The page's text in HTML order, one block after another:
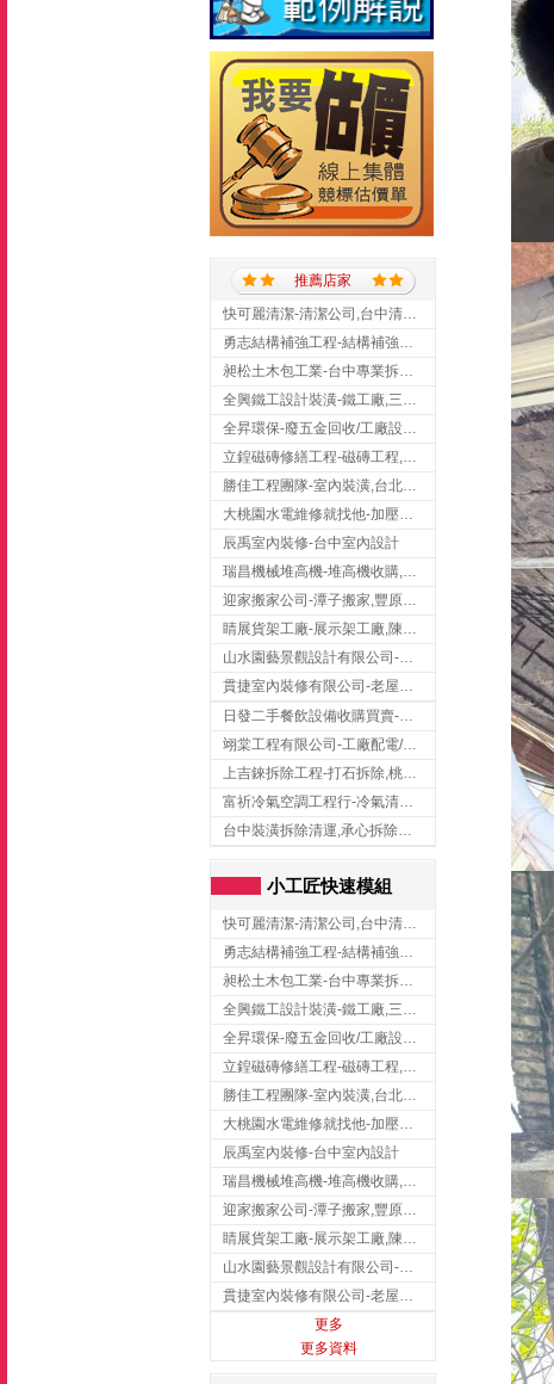
推薦店家
快可麗清潔-清潔公司,台中清潔公司,台中居家清潔
昶松土木包工業-台中專業拆除工程/挖土機出租
勝佳工程團隊-室內裝潢,台北房屋裝修,三重室內裝修
大桃園水電維修就找他-加壓馬達,抽水馬達,桃園水電行,中壢水電
辰禹室內裝修-台中室內設計
迎家搬家公司-潭子搬家,豐原搬家,大雅搬家,大甲搬家,台中推薦搬家,台中搬家
山水園藝景觀設計有限公司-景觀工程,景觀設計,新竹園藝工程,新竹景觀設計
日發二手餐飲設備收購買賣-二手貨買賣,台中二手貨買賣,台中二手餐飲收購
翊棠工程有限公司-工廠配電/高雄消防機電公司
上吉錸拆除工程-打石拆除,桃園打石拆除,桃園拆除工程
富祈冷氣空調工程行-冷氣清洗,台中冷氣清洗,台中冷氣安裝,北區冷氣清洗
台中裝潢拆除清運,承心拆除清運工程-台中包月垃圾清運,台中工廠垃圾清運,北區裝潢拆除清運
小工匠快速模組
快可麗清潔-清潔公司,台中清潔公司,台中居家清潔
昶松土木包工業-台中專業拆除工程/挖土機出租
勝佳工程團隊-室內裝潢,台北房屋裝修,三重室內裝修
大桃園水電維修就找他-加壓馬達,抽水馬達,桃園水電行,中壢水電
辰禹室內裝修-台中室內設計
迎家搬家公司-潭子搬家,豐原搬家,大雅搬家,大甲搬家,台中推薦搬家,台中搬家
山水園藝景觀設計有限公司-景觀工程,景觀設計,新竹園藝工程,新竹景觀設計
更多
更多資料